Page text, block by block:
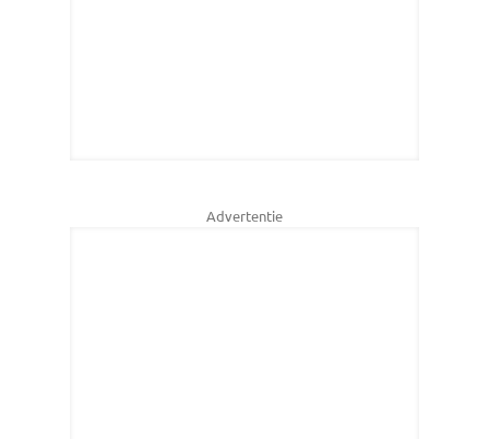
Advertentie